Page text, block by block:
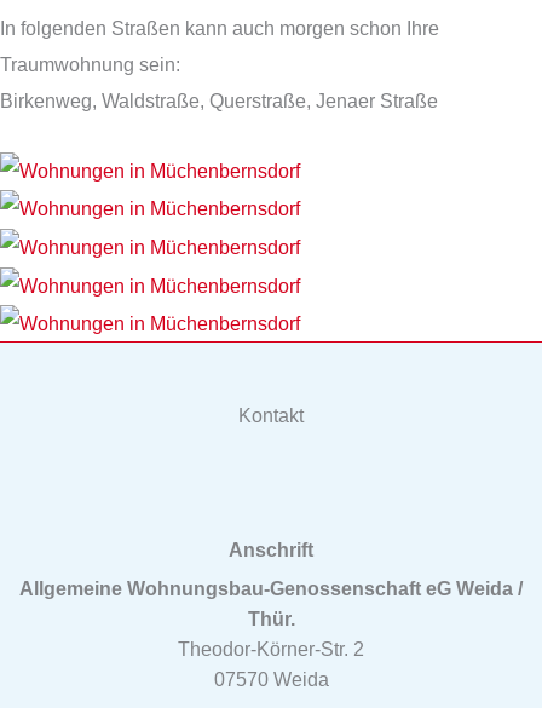
In folgenden Straßen kann auch morgen schon Ihre
Traumwohnung sein:
Birkenweg, Waldstraße, Querstraße, Jenaer Straße
Kontakt
Anschrift
Allgemeine Wohnungsbau-Genossenschaft eG Weida /
Thür.
Theodor-Körner-Str. 2
07570 Weida